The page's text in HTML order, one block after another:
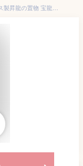
【博多びーどろ 粋工房】「運気を上昇させる」ガラス製昇龍の置物 宝龍 紅 SO-111 安部朝和製作 【贈答品 ギフト お祝い ガラス 干支】 開運 縁起物 JAN3